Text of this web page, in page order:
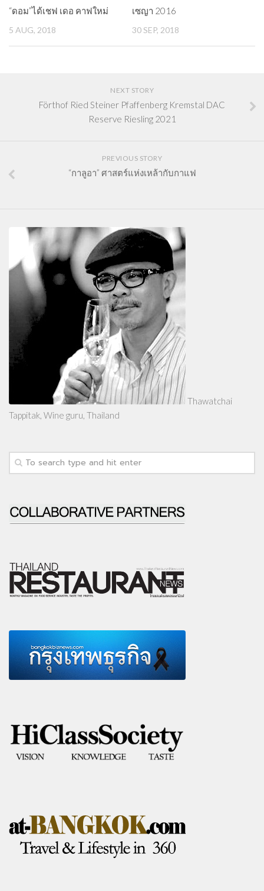
“ดอม”ได้เชฟ เดอ คาฟใหม่
5 AUG, 2018
เซญา 2016
30 SEP, 2018
NEXT STORY
Förthof Ried Steiner Pfaffenberg Kremstal DAC
Reserve Riesling 2021
PREVIOUS STORY
“กาลูอา” ศาสตร์แห่งเหล้ากับกาแฟ
Thawatchai
Tappitak, Wine guru, Thailand